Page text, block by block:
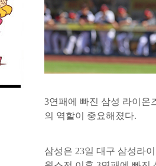
3연패에 빠진 삼성 라이온
의 역할이 중요해졌다.
삼성은 23일 대구 삼성라